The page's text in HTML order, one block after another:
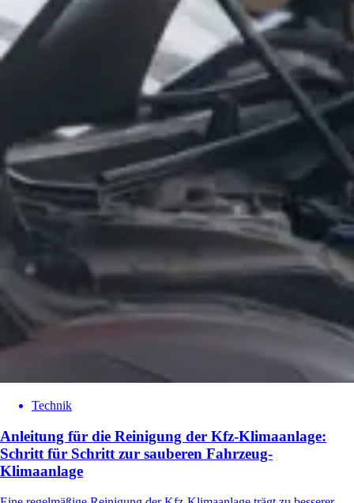
Technik
Anleitung für die Reinigung der Kfz-Klimaanlage:
Schritt für Schritt zur sauberen Fahrzeug-
Klimaanlage